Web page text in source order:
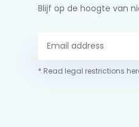
Blijf op de hoogte van
* Read legal restrictions